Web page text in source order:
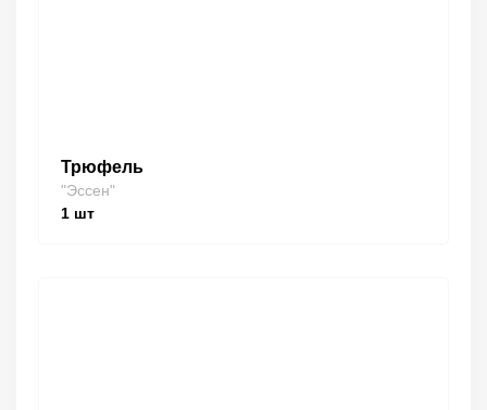
Трюфель
"Эссен"
1 шт